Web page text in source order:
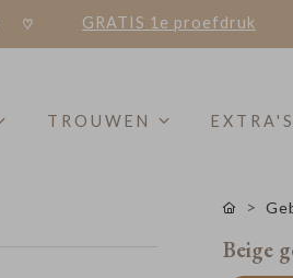
GRATIS 1e proefdruk
TROUWEN EXTRA'S
Beige